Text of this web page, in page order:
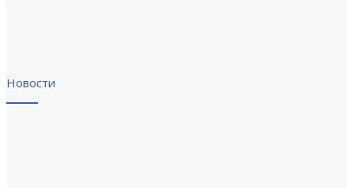
Новости